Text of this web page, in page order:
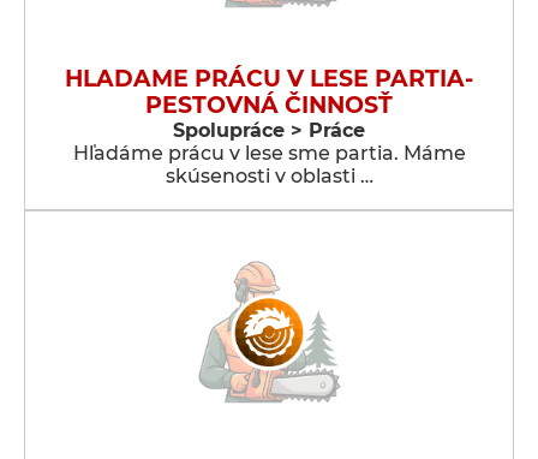
HLADAME PRÁCU V LESE PARTIA-
PESTOVNÁ ČINNOSŤ
Spolupráce > Práce
Hľadáme prácu v lese sme partia. Máme
skúsenosti v oblasti …